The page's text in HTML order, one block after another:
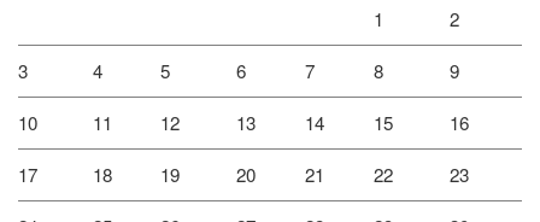
1 2
3 4 5 6 7 8 9
10 11 12 13 14 15 16
17 18 19 20 21 22 23